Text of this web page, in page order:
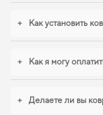
коврики для daihatsu
надежную
+ Как установить
+ Как я могу
+ Делаете ли вы